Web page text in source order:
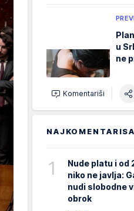
u
ne
Komentariši
1
Nude platu i
niko ne javlja:
nudi slobodne
obrok